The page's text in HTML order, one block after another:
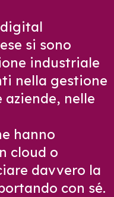
digital
si sono
industriale
nella gestione
aziende, nelle
hanno
cloud o
davvero la
con sé.